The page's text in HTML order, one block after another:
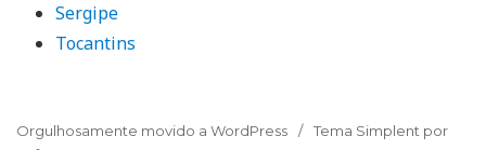
Sergipe
Tocantins
Orgulhosamente movido a WordPress
Tema Simplent por